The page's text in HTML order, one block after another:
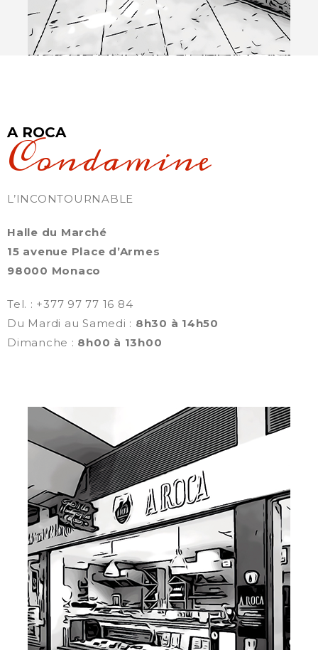
A ROCA
Condamine
L’INCONTOURNABLE
Halle du Marché
15 avenue Place d’Armes
98000 Monaco
Tel. : +377 97 77 16 84
Du Mardi au Samedi : 8h30 à 14h50
Dimanche : 8h00 à 13h00